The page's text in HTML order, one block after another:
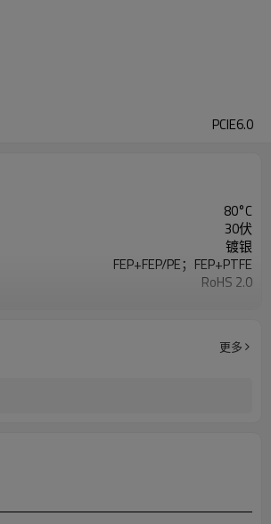
PCIE6.0
80°C
30伏
镀银
FEP+FEP/PE；FEP+PTFE
RoHS 2.0
更多